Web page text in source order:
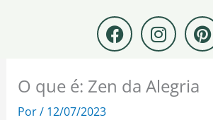
F
a
c
e
b
I
n
s
t
a
P
i
n
O que é: Zen da Alegria
Por/ 12/07/2023